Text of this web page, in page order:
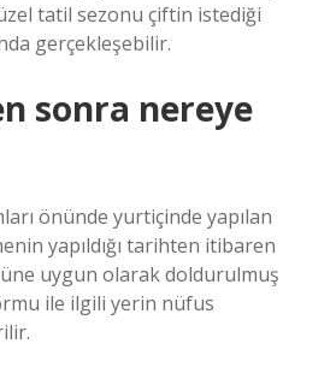
tatil sezonu çiftin istediği
gerçekleşebilir.
sonra nereye
önünde yurtiçinde yapılan
yapıldığı tarihten itibaren
uygun olarak doldurulmuş
ile ilgili yerin nüfus